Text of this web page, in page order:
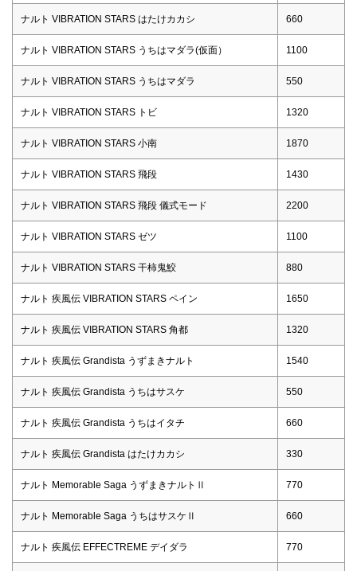
ナルト VIBRATION STARS はたけカカシ 660
ナルト VIBRATION STARS うちはマダラ(仮面） 1100
ナルト VIBRATION STARS うちはマダラ 550
ナルト VIBRATION STARS トビ 1320
ナルト VIBRATION STARS 小南 1870
ナルト VIBRATION STARS 飛段 1430
ナルト VIBRATION STARS 飛段 儀式モード 2200
ナルト VIBRATION STARS ゼツ 1100
ナルト VIBRATION STARS 干柿鬼鮫 880
ナルト 疾風伝 VIBRATION STARS ペイン 1650
ナルト 疾風伝 VIBRATION STARS 角都 1320
ナルト 疾風伝 Grandista うずまきナルト 1540
ナルト 疾風伝 Grandista うちはサスケ 550
ナルト 疾風伝 Grandista うちはイタチ 660
ナルト 疾風伝 Grandista はたけカカシ 330
ナルト Memorable Saga うずまきナルトⅡ 770
ナルト Memorable Saga うちはサスケⅡ 660
ナルト 疾風伝 EFFECTREME デイダラ 770